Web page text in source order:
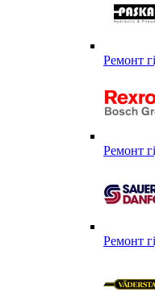
Ремонт
Ремонт
Ремонт